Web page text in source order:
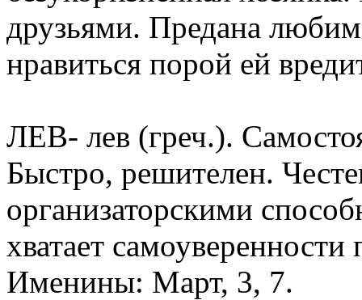
друзьями. Предана
нравиться порой ей
ЛЕВ- лев (греч.).
Быстро, решителен.
организаторскими
хватает
Именины: Март, 3, 7.